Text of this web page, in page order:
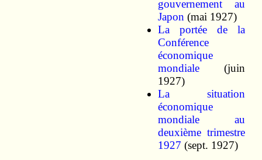
gouvernement au
Japon (mai 1927)
La portée de la
Conférence
économique
mondiale(juin
1927)
La situation
économique
mondiale au
deuxième trimestre
1927 (sept. 1927)